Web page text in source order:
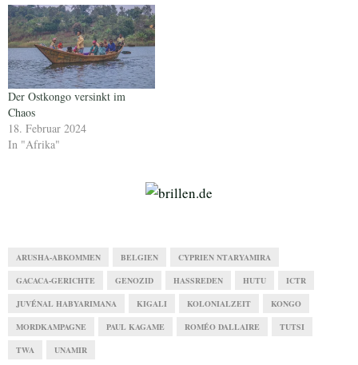
Der Ostkongo versinkt im
Chaos
18. Februar 2024
In "Afrika"
ARUSHA-ABKOMMEN BELGIEN CYPRIEN NTARYAMIRA
GACACA-GERICHTE GENOZID HASSREDEN HUTU ICTR
JUVÉNAL HABYARIMANA KIGALI KOLONIALZEIT KONGO
MORDKAMPAGNE PAUL KAGAME ROMÉO DALLAIRE TUTSI
TWA UNAMIR